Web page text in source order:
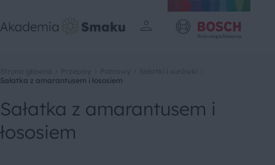
Sałatka z amarantusem i łososiem
Sałatka z amarantusem i
łososiem